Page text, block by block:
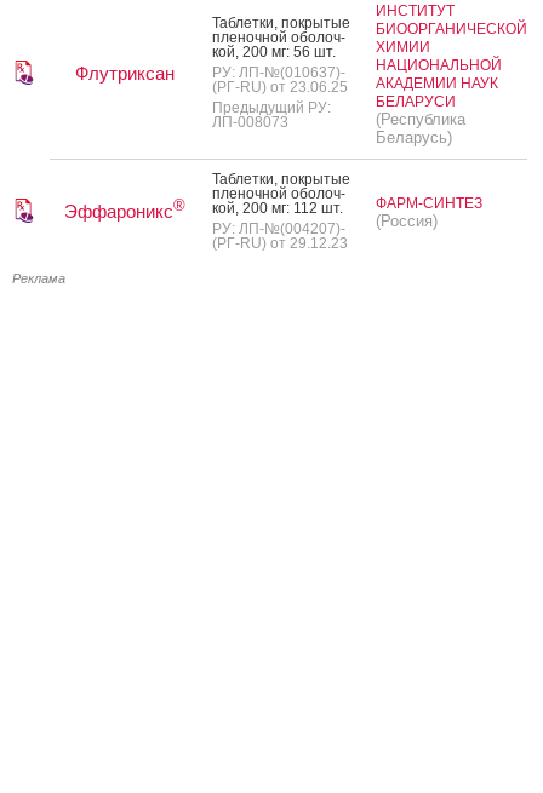
Флутриксан
Таб­летки, пок­ры­тые
пле­ноч­ной обо­лоч­
кой, 200 мг: 56 шт.
РУ: ЛП-№(010637)-
(РГ-RU) от 23.06.25
Предыдущий РУ:
ЛП-008073
ИНСТИТУТ
БИООРГАНИЧЕСКОЙ
ХИМИИ
НАЦИОНАЛЬНОЙ
АКАДЕМИИ НАУК
БЕЛАРУСИ
(Республика
Беларусь)
Эффароникс®
Таб­летки, пок­ры­тые
пле­ноч­ной обо­лоч­
кой, 200 мг: 112 шт.
РУ: ЛП-№(004207)-
(РГ-RU) от 29.12.23
ФАРМ-СИНТЕЗ
(Россия)
Реклама